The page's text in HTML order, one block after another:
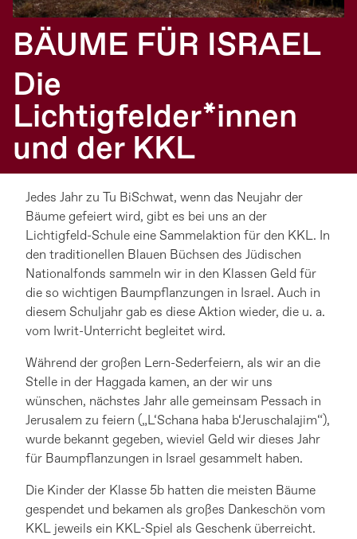
BÄUME FÜR ISRAEL
Die
Lichtigfelder*innen
und der KKL
Jedes Jahr zu Tu BiSchwat, wenn das Neujahr der
Bäume gefeiert wird, gibt es bei uns an der
Lichtigfeld-Schule eine Sammelaktion für den KKL. In
den traditionellen Blauen Büchsen des Jüdischen
Nationalfonds sammeln wir in den Klassen Geld für
die so wichtigen Baumpflanzungen in Israel. Auch in
diesem Schuljahr gab es diese Aktion wieder, die u. a.
vom Iwrit-Unterricht begleitet wird.
Während der großen Lern-Sederfeiern, als wir an die
Stelle in der Haggada kamen, an der wir uns
wünschen, nächstes Jahr alle gemeinsam Pessach in
Jerusalem zu feiern („L‘Schana haba b‘Jeruschalajim“),
wurde bekannt gegeben, wieviel Geld wir dieses Jahr
für Baumpflanzungen in Israel gesammelt haben.
Die Kinder der Klasse 5b hatten die meisten Bäume
gespendet und bekamen als großes Dankeschön vom
KKL jeweils ein KKL-Spiel als Geschenk überreicht.